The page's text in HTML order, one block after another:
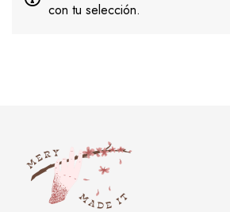
con tu selección.